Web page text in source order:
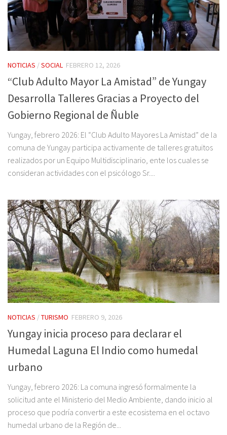
NOTICIAS /SOCIAL FEBRERO 12, 2026
“Club Adulto Mayor La Amistad” de Yungay
Desarrolla Talleres Gracias a Proyecto del
Gobierno Regional de Ñuble
Yungay, febrero 2026: El “Club Adulto Mayores La Amistad” de la
comuna de Yungay participa activamente de talleres gratuitos
realizados por un Equipo Multidisciplinario, ente los cuales se
consideran actividades con el psicólogo Sr....
NOTICIAS /TURISMO FEBRERO 9, 2026
Yungay inicia proceso para declarar el
Humedal Laguna El Indio como humedal
urbano
Yungay, febrero 2026: La comuna ingresó formalmente la
solicitud ante el Ministerio del Medio Ambiente, dando inicio al
proceso que podría convertir a este ecosistema en el octavo
humedal urbano de la Región de...